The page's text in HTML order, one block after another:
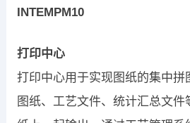
INTEMPM10
打印中心
打印中心用于实现图纸的集中拼
图纸、工艺文件、统计汇总文件